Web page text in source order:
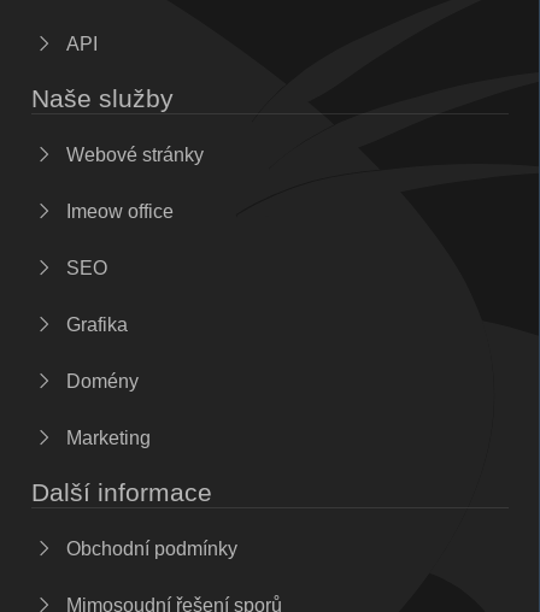
API
Naše služby
Webové stránky
Imeow office
SEO
Grafika
Domény
Marketing
Další informace
Obchodní podmínky
Mimosoudní řešení sporů